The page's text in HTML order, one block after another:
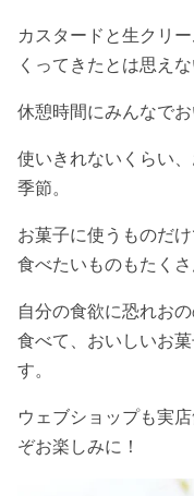
カスタードと生クリ
くってきたとは思えな
休憩時間にみんなで
使いきれないくらい
季節。
お菓子に使うものだ
食べたいものもたくさ
自分の食欲に恐れお
食べて、おいしいお
す。
ウェブショップも実
ぞお楽しみに！